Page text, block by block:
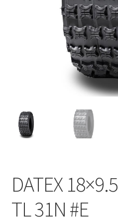
DATEX
TL 31N #E